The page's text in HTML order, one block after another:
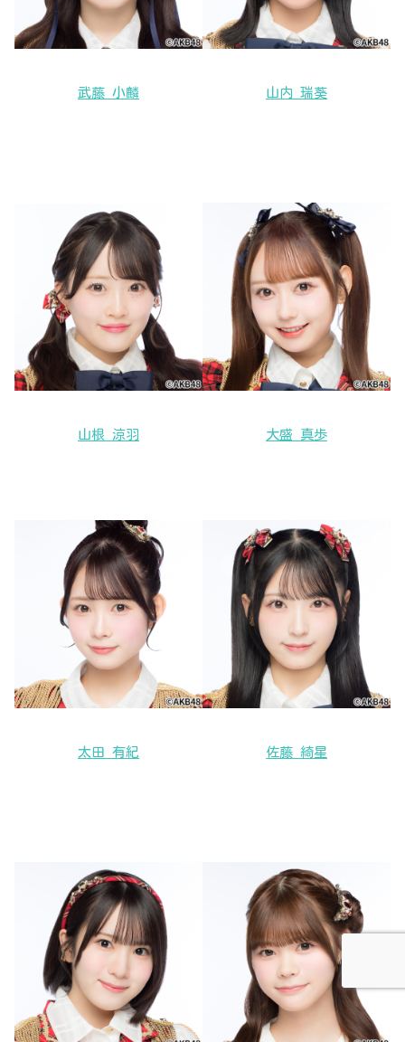
武藤 小麟 山内 瑞葵
山根 涼羽 大盛 真歩
太田 有紀 佐藤 綺星